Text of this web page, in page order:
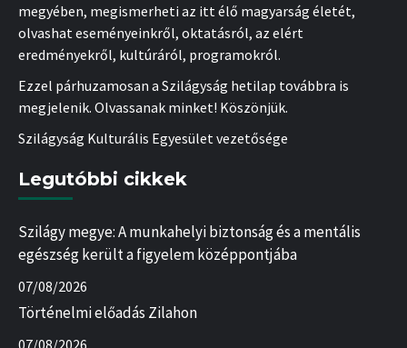
megyében, megismerheti az itt élő magyarság életét,
olvashat eseményeinkről, oktatásról, az elért
eredményekről, kultúráról, programokról.
Ezzel párhuzamosan a Szilágyság hetilap továbbra is
megjelenik. Olvassanak minket! Köszönjük.
Szilágyság Kulturális Egyesület vezetősége
Legutóbbi cikkek
Szilágy megye: A munkahelyi biztonság és a mentális
egészség került a figyelem középpontjába
07/08/2026
Történelmi előadás Zilahon
07/08/2026